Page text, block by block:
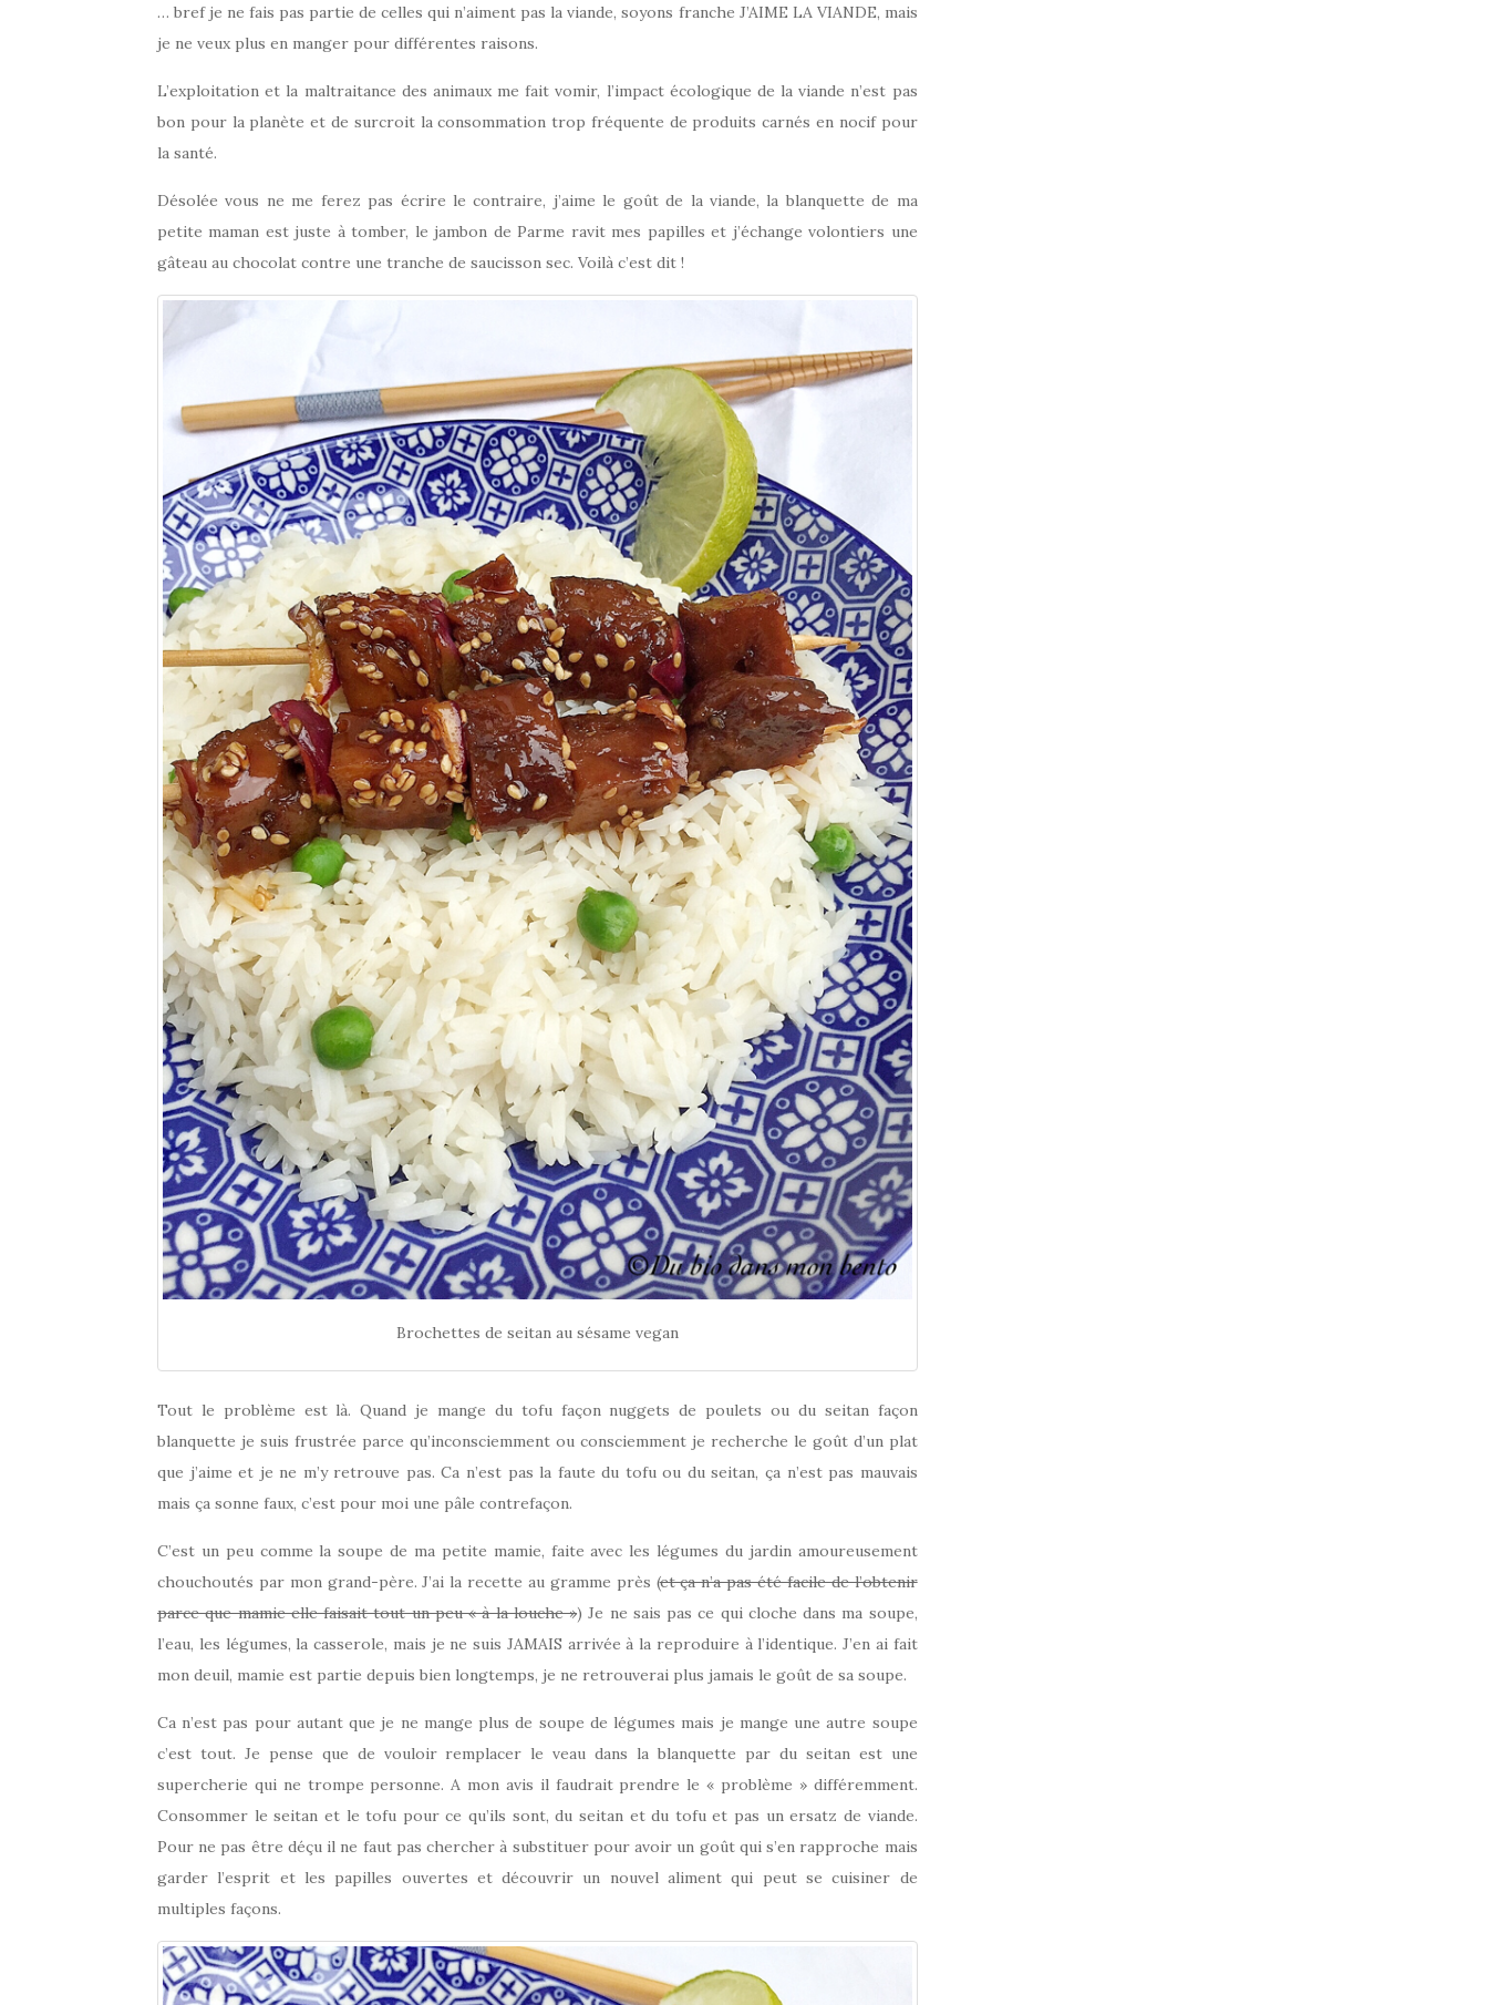
… bref je ne fais pas partie de celles qui n’aiment pas la viande, soyons franche J’AIME LA VIANDE, mais
je ne veux plus en manger pour différentes raisons.
L’exploitation et la maltraitance des animaux me fait vomir, l’impact écologique de la viande n’est pas
bon pour la planète et de surcroit la consommation trop fréquente de produits carnés en nocif pour
la santé.
Désolée vous ne me ferez pas écrire le contraire, j’aime le goût de la viande, la blanquette de ma
petite maman est juste à tomber, le jambon de Parme ravit mes papilles et j’échange volontiers une
gâteau au chocolat contre une tranche de saucisson sec. Voilà c’est dit !
Brochettes de seitan au sésame vegan
Tout le problème est là. Quand je mange du tofu façon nuggets de poulets ou du seitan façon
blanquette je suis frustrée parce qu’inconsciemment ou consciemment je recherche le goût d’un plat
que j’aime et je ne m’y retrouve pas. Ca n’est pas la faute du tofu ou du seitan, ça n’est pas mauvais
mais ça sonne faux, c’est pour moi une pâle contrefaçon.
C’est un peu comme la soupe de ma petite mamie, faite avec les légumes du jardin amoureusement
chouchoutés par mon grand-père. J’ai la recette au gramme près (et ça n’a pas été facile de l’obtenir
parce que mamie elle faisait tout un peu « à la louche ») Je ne sais pas ce qui cloche dans ma soupe,
l’eau, les légumes, la casserole, mais je ne suis JAMAIS arrivée à la reproduire à l’identique. J’en ai fait
mon deuil, mamie est partie depuis bien longtemps, je ne retrouverai plus jamais le goût de sa soupe.
Ca n’est pas pour autant que je ne mange plus de soupe de légumes mais je mange une autre soupe
c’est tout. Je pense que de vouloir remplacer le veau dans la blanquette par du seitan est une
supercherie qui ne trompe personne. A mon avis il faudrait prendre le « problème » différemment.
Consommer le seitan et le tofu pour ce qu’ils sont, du seitan et du tofu et pas un ersatz de viande.
Pour ne pas être déçu il ne faut pas chercher à substituer pour avoir un goût qui s’en rapproche mais
garder l’esprit et les papilles ouvertes et découvrir un nouvel aliment qui peut se cuisiner de
multiples façons.